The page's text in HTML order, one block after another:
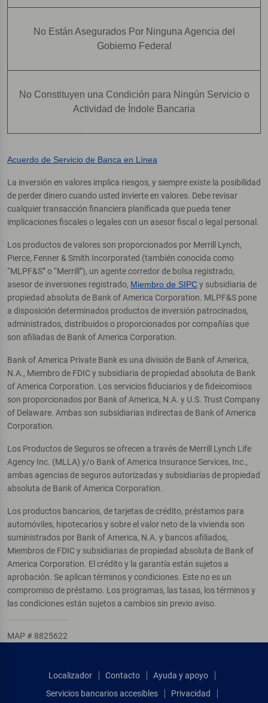
No Están Asegurados Por Ninguna Agencia del
Gobierno Federal
No Constituyen una Condición para Ningún Servicio o
Actividad de Índole Bancaria
Acuerdo de Servicio de Banca en Línea
La inversión en valores implica riesgos, y siempre existe la posibilidad
de perder dinero cuando usted invierte en valores. Debe revisar
cualquier transacción financiera planificada que pueda tener
implicaciones fiscales o legales con un asesor fiscal o legal personal.
Los productos de valores son proporcionados por Merrill Lynch,
Pierce, Fenner & Smith Incorporated (también conocida como
“MLPF&S” o “Merrill”), un agente corredor de bolsa registrado,
asesor de inversiones registrado, Miembro de SIPCy subsidiaria de
propiedad absoluta de Bank of America Corporation. MLPF&S pone
a disposición determinados productos de inversión patrocinados,
administrados, distribuidos o proporcionados por compañías que
son afiliadas de Bank of America Corporation.
Bank of America Private Bank es una división de Bank of America,
N.A., Miembro de FDIC y subsidiaria de propiedad absoluta de Bank
of America Corporation. Los servicios fiduciarios y de fideicomisos
son proporcionados por Bank of America, N.A. y U.S. Trust Company
of Delaware. Ambas son subsidiarias indirectas de Bank of America
Corporation.
Los Productos de Seguros se ofrecen a través de Merrill Lynch Life
Agency Inc. (MLLA) y/o Bank of America Insurance Services, Inc.,
ambas agencias de seguros autorizadas y subsidiarias de propiedad
absoluta de Bank of America Corporation.
Los productos bancarios, de tarjetas de crédito, préstamos para
automóviles, hipotecarios y sobre el valor neto de la vivienda son
suministrados por Bank of America, N.A. y bancos afiliados,
Miembros de FDIC y subsidiarias de propiedad absoluta de Bank of
America Corporation. El crédito y la garantía están sujetos a
aprobación. Se aplican términos y condiciones. Este no es un
compromiso de préstamo. Los programas, las tasas, los términos y
las condiciones están sujetos a cambios sin previo aviso.
MAP # 8825622
Localizador Contacto
Ayuda y apoyo
Servicios bancarios accesibles
Privacidad